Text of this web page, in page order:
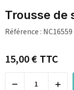
Trousse de
Référence : NC16559
15,00 €TTC